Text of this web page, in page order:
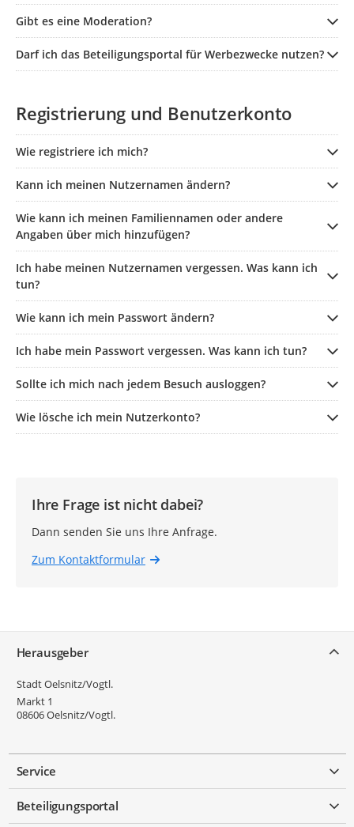
Gibt es eine Moderation?
Darf ich das Beteiligungsportal für Werbezwecke nutzen?
Registrierung und Benutzerkonto
Wie registriere ich mich?
Kann ich meinen Nutzernamen ändern?
Wie kann ich meinen Familiennamen oder andere
Angaben über mich hinzufügen?
Ich habe meinen Nutzernamen vergessen. Was kann ich
tun?
Wie kann ich mein Passwort ändern?
Ich habe mein Passwort vergessen. Was kann ich tun?
Sollte ich mich nach jedem Besuch ausloggen?
Wie lösche ich mein Nutzerkonto?
Ihre Frage ist nicht dabei?
Dann senden Sie uns Ihre Anfrage.
Zum Kontaktformular
Herausgeber
Stadt Oelsnitz/Vogtl.
Markt 1
08606Oelsnitz/Vogtl.
Service
Beteiligungsportal